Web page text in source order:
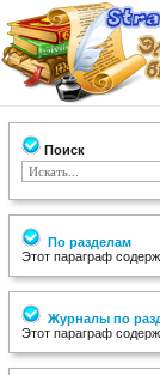
Поиск
По разделам
Этот параграф
Журналы по
Этот параграф